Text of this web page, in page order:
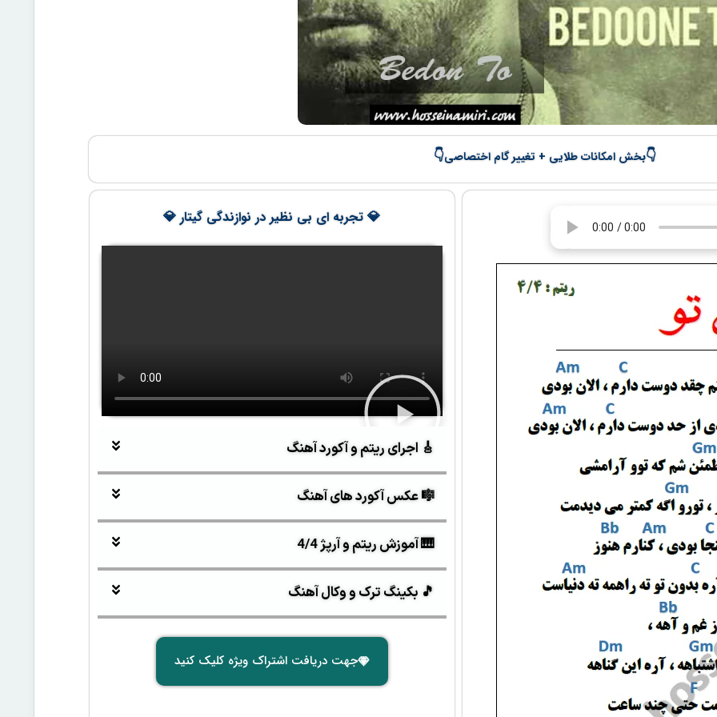
👇بخش امکانات طلایی + تغییر گام اختصاصی👇
💎 تجربه ای بی نظیر در نوازندگی گیتار 💎
🎸 اجرای ریتم و آکورد آهنگ
🎼 عکس آکورد های آهنگ
🎹 آموزش ریتم و آرپژ 4/4
🎵 بکینگ ترک و وکال آهنگ
جهت دریافت اشتراک ویژه کلیک کنید